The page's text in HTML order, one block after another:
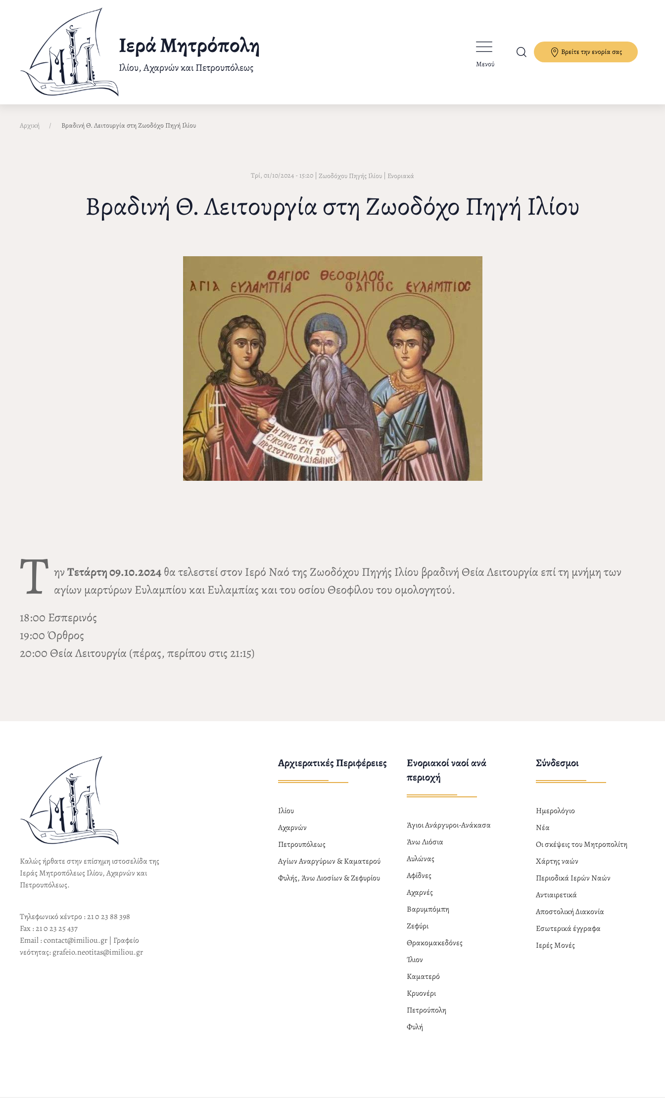
περιεχόμενο
Ιερά Μητρόπολη
Ιλίου, Αχαρνών και Πετρουπόλεως Μενού
Βρείτε την ενορία σας
Αρχική Βραδινή Θ. Λειτουργία στη Ζωοδόχο Πηγή Ιλίου
Τρί, 01/10/2024 - 15:20 | Ζωοδόχου Πηγής Ιλίου | Ενοριακά
Βραδινή Θ. Λειτουργία στη Ζωοδόχο Πηγή Ιλίου
Τ ηνΤετάρτη 09.10.2024θα τελεστεί στον Ιερό Ναό της Ζωοδόχου Πηγής Ιλίου βραδινή Θεία Λειτουργία επί τη μνήμη των
αγίων μαρτύρων Ευλαμπίου και Ευλαμπίας και του οσίου Θεοφίλου του ομολογητού.
18:00 Εσπερινός
19:00 Όρθρος
20:00 Θεία Λειτουργία (πέρας, περίπου στις 21:15)
Καλώς ήρθατε στην επίσημη ιστοσελίδα της
Ιεράς Μητροπόλεως Ιλίου, Αχαρνών και
Πετρουπόλεως.
Τηλεφωνικό κέντρο : 21 0 23 88 398
Fax : 21 0 23 25 437
Email : contact@imiliou.gr | Γραφείο
νεότητας: grafeio.neotitas@imiliou.gr
Αρχιερατικές Περιφέρειες
Ιλίου
Αχαρνών
Πετρουπόλεως
Αγίων Αναργύρων & Καματερού
Φυλής, Άνω Λιοσίων & Ζεφυρίου
Ενοριακοί ναοί ανά
περιοχή
Άγιοι Ανάργυροι-Ανάκασα
Άνω Λιόσια
Αυλώνας
Αφίδνες
Αχαρνές
Βαρυμπόμπη
Ζεφύρι
Θρακομακεδόνες
Ίλιον
Καματερό
Κρυονέρι
Πετρούπολη
Φυλή
Σύνδεσμοι
Ημερολόγιο
Νέα
Οι σκέψεις του Μητροπολίτη
Χάρτης ναών
Περιοδικά Ιερών Ναών
Αντιαιρετικά
Αποστολική Διακονία
Εσωτερικά έγγραφα
Ιερές Μονές